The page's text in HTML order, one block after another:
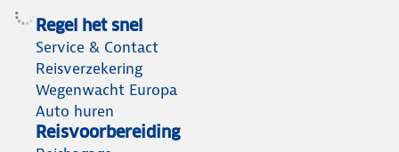
Regel het snel
Service & Contact
Reisverzekering
Wegenwacht Europa
Auto huren
Reisvoorbereiding